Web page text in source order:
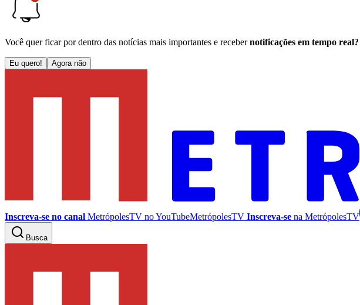
Você quer ficar por dentro das notícias mais importantes e receber notificações em tempo real?
Eu quero! Agora não
Inscreva-se no canal MetrópolesTV noYouTubeMetrópolesTV Inscreva-se na MetrópolesTV
Busca